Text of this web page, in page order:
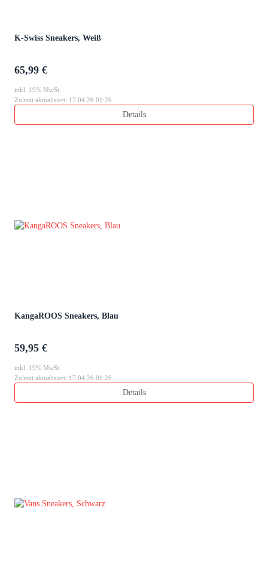
K-Swiss Sneakers, Weiß
65,99 €
inkl. 19% MwSt.
Zuletzt aktualisiert: 17.04.26 01:26
Details
KangaROOS Sneakers, Blau
59,95 €
inkl. 19% MwSt.
Zuletzt aktualisiert: 17.04.26 01:26
Details